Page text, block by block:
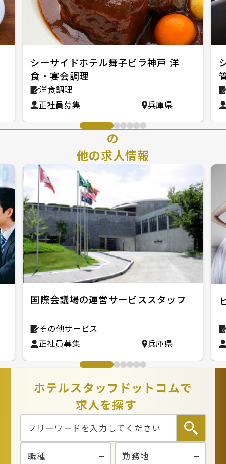
シーサイドホテル舞子ビラ神戸 洋
食・宴会調理
洋食調理
正社員募集
兵庫県
の
他の求人情報
国際会議場の運営サービススタッフ
その他サービス
正社員募集
兵庫県
ホテルスタッフドットコムで
求人を探す